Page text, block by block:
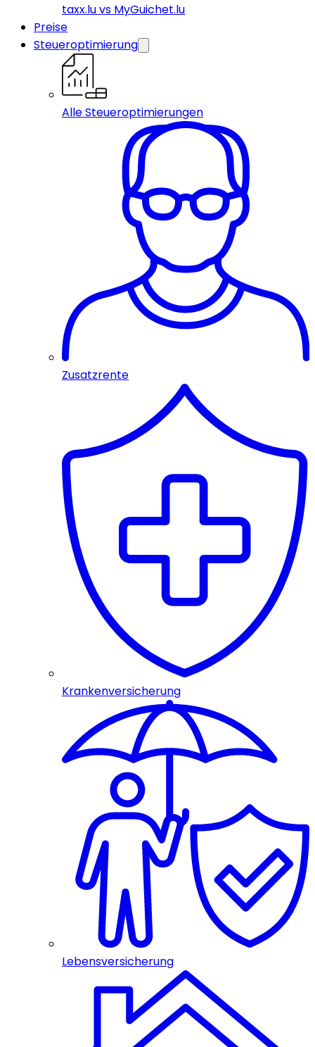
taxx.lu vs MyGuichet.lu
Preise
Steueroptimierung
Alle Steueroptimierungen
Zusatzrente
Krankenversicherung
Lebensversicherung